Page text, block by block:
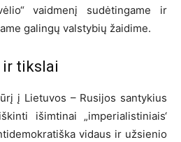
vaidmenį sudėtingame ir
galingų valstybių žaidime.
tikslai
į Lietuvos – Rusijos santykius
išimtinai „imperialistiniais‘
vidaus ir užsienio